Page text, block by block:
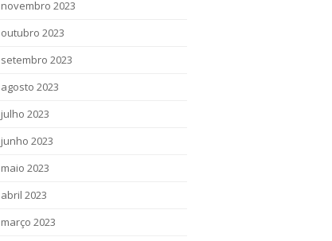
novembro 2023
outubro 2023
setembro 2023
agosto 2023
julho 2023
junho 2023
maio 2023
abril 2023
março 2023